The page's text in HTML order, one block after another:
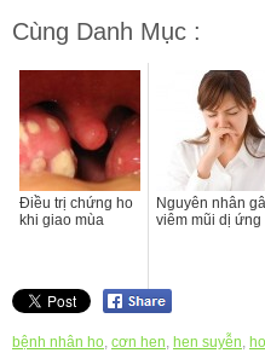
Cùng Danh Mục :
Điều trị chứng ho
khi giao mùa
Nguyên nhân
viêm mũi dị ứng
bệnh nhân ho, cơn hen, hen suyễn,